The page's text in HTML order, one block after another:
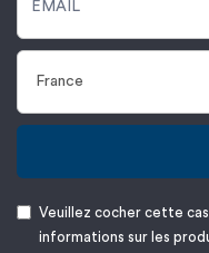
Veuillez cocher cette
informations sur les